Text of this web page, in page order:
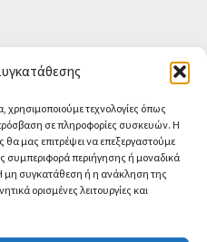
χρησιμοποιούμε τεχνολογίες όπως
σε πληροφορίες συσκευών. Η
θα μας επιτρέψει να επεξεργαστούμε
περιήγησης ή μοναδικά
μη συγκατάθεση ή η ανάκληση της
ορισμένες λειτουργίες και